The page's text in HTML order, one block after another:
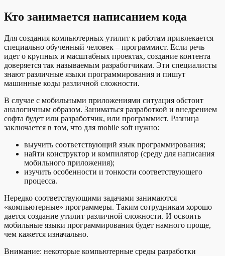
Кто занимается написанием кода
Для создания компьютерных утилит к работам привлекается
специально обученный человек – программист. Если речь
идет о крупных и масштабных проектах, создание контента
доверяется так называемым разработчикам. Эти специалисты
знают различные языки программирования и пишут
машинные коды различной сложности.
В случае с мобильными приложениями ситуация обстоит
аналогичным образом. Заниматься разработкой и внедрением
софта будет или разработчик, или программист. Разница
заключается в том, что для mobile soft нужно:
выучить соответствующий язык программирования;
найти конструктор и компилятор (среду для написания
мобильного приложения);
изучить особенности и тонкости соответствующего
процесса.
Нередко соответствующими задачами занимаются
«компьютерные» программеры. Таким сотрудникам хорошо
дается создание утилит различной сложности. И освоить
мобильные языки программирования будет намного проще,
чем кажется изначально.
Внимание: некоторые компьютерные среды разработки